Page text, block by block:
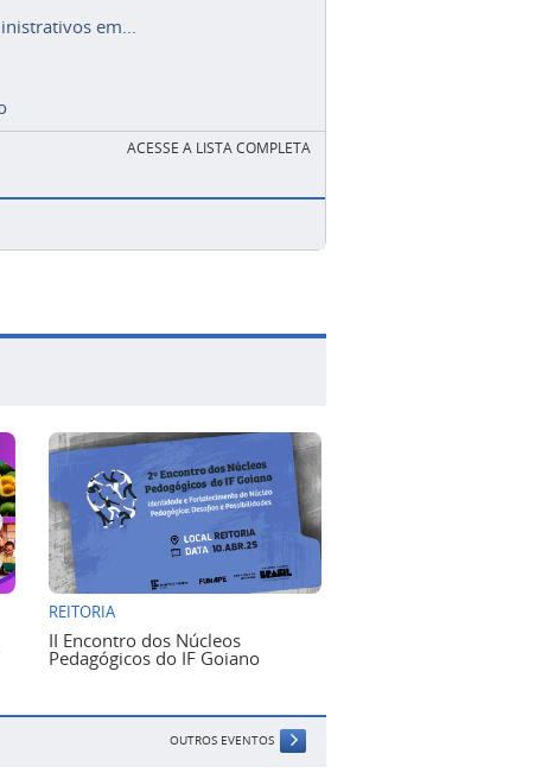
REITORIA
II Encontro dos Núcleos
Pedagógicos do IF Goiano